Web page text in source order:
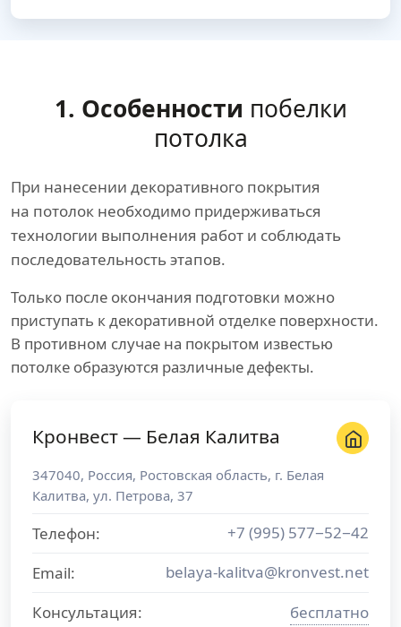
1. Особенности побелки
потолка
При нанесении декоративного покрытия
на потолок необходимо придерживаться
технологии выполнения работ и соблюдать
последовательность этапов.
Только после окончания подготовки можно
приступать к декоративной отделке поверхности.
В противном случае на покрытом известью
потолке образуются различные дефекты.
Кронвест — Белая Калитва
347040, Россия, Ростовская область, г. Белая
Калитва, ул. Петрова, 37
Телефон:
+7 (995) 577−52−42
Email:
belaya-kalitva@kronvest.net
Консультация:
бесплатно